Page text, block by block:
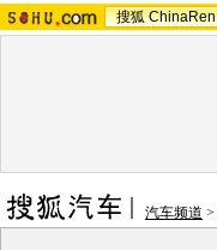
搜狐 ChinaRen
汽车频道 >